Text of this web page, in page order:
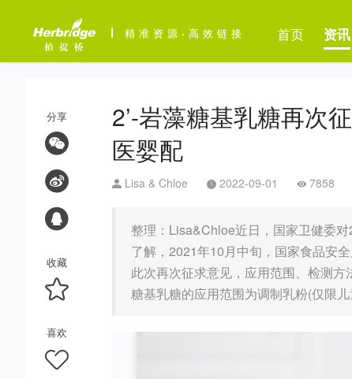
精准资源 · 高效链接 首页 资讯
分享
收藏
喜欢
2’-岩藻糖基乳糖再次
医婴配
Lisa & Chloe 2022-09-01 7858
整理：Lisa&Chloe近日，国家卫健委
了解，2021年10月中旬，国家食品安
此次再次征求意见，应用范围、检测
糖基乳糖的应用范围为调制乳粉(仅限